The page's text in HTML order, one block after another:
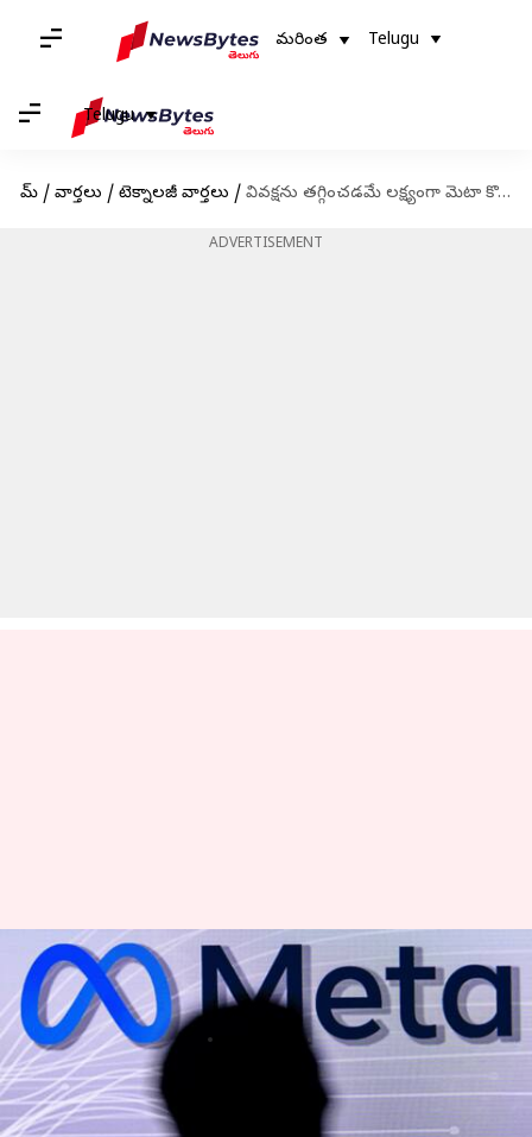
మరింత Telugu
Telugu
హోమ్ / వార్తలు / టెక్నాలజీ వార్తలు / వివక్షను తగ్గించడమే లక్ష్యంగా మెటా కొత్త AI ప్రకటన సాంకేతికత
ADVERTISEMENT
వివక్షను తగ్గించడమే లక్ష్యంగా మెటా
కొత్త AI ప్రకటన సాంకేతికత
వ్రాసిన వారు Nishkala Sathivada 03:58 pm
ఈ వార్తాకథనం ఏంటి